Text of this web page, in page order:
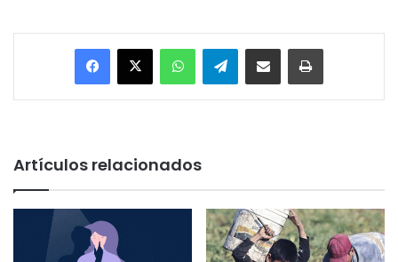
Facebook
X WhatsAppTelegramEnviar vía email Imprimir
Artículos relacionados